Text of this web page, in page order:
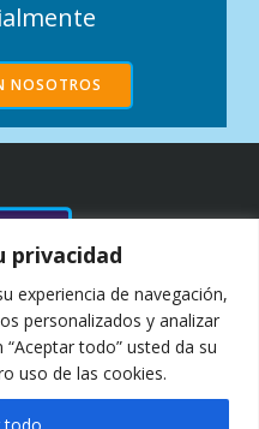
privacidad
experiencia de navegación,
personalizados y analizar
todo” usted da su
uso de las cookies.
todo
NOSOTROS
Y
2011